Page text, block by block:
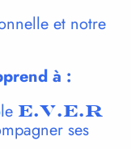
et notre
à :
E.V.E.R
ses